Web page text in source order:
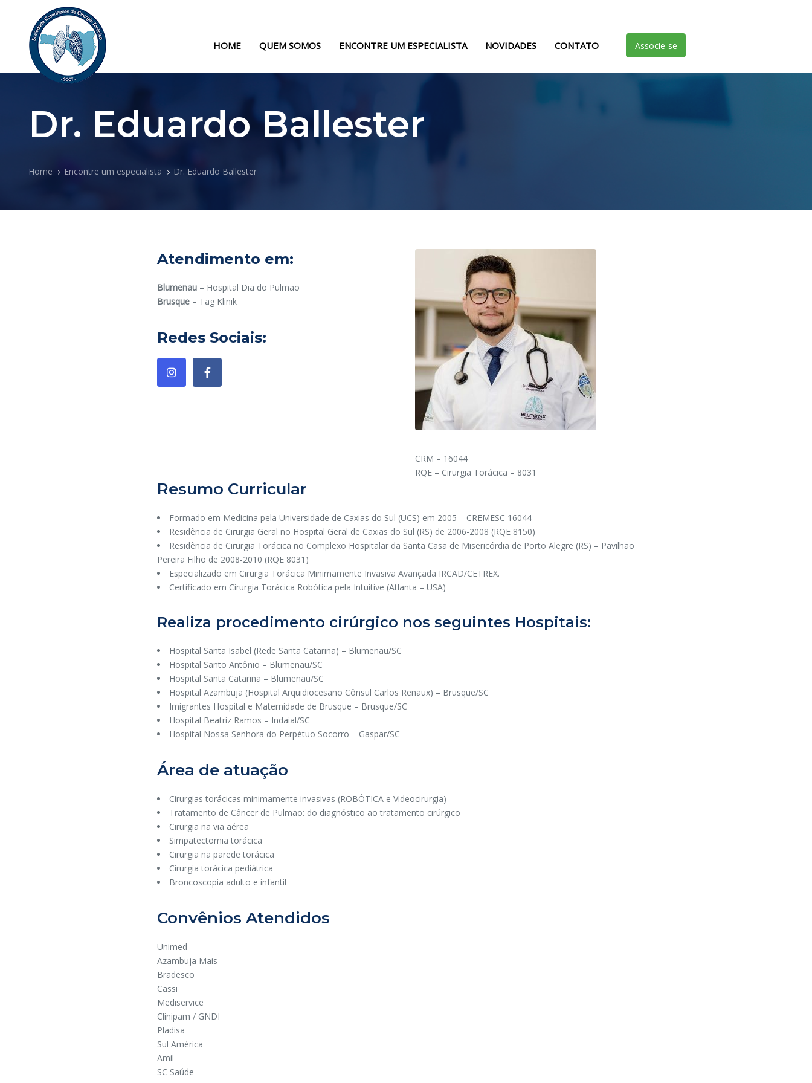
navigation
to
HOME QUEM SOMOS ENCONTRE UM ESPECIALISTA NOVIDADES CONTATO Associe-se
Dr. Eduardo Ballester
Home Encontre um especialista Dr. Eduardo Ballester
Atendimento em:
Blumenau – Hospital Dia do Pulmão
Brusque – Tag Klinik
Redes Sociais:
CRM – 16044
RQE – Cirurgia Torácica – 8031
Resumo Curricular
Formado em Medicina pela Universidade de Caxias do Sul (UCS) em 2005 – CREMESC 16044
Residência de Cirurgia Geral no Hospital Geral de Caxias do Sul (RS) de 2006-2008 (RQE 8150)
Residência de Cirurgia Torácica no Complexo Hospitalar da Santa Casa de Misericórdia de Porto Alegre (RS) – Pavilhão
Pereira Filho de 2008-2010 (RQE 8031)
Especializado em Cirurgia Torácica Minimamente Invasiva Avançada IRCAD/CETREX.
Certificado em Cirurgia Torácica Robótica pela Intuitive (Atlanta – USA)
Realiza procedimento cirúrgico nos seguintes Hospitais:
Hospital Santa Isabel (Rede Santa Catarina) – Blumenau/SC
Hospital Santo Antônio – Blumenau/SC
Hospital Santa Catarina – Blumenau/SC
Hospital Azambuja (Hospital Arquidiocesano Cônsul Carlos Renaux) – Brusque/SC
Imigrantes Hospital e Maternidade de Brusque – Brusque/SC
Hospital Beatriz Ramos – Indaial/SC
Hospital Nossa Senhora do Perpétuo Socorro – Gaspar/SC
Área de atuação
Cirurgias torácicas minimamente invasivas (ROBÓTICA e Videocirurgia)
Tratamento de Câncer de Pulmão: do diagnóstico ao tratamento cirúrgico
Cirurgia na via aérea
Simpatectomia torácica
Cirurgia na parede torácica
Cirurgia torácica pediátrica
Broncoscopia adulto e infantil
Convênios Atendidos
Unimed
Azambuja Mais
Bradesco
Cassi
Mediservice
Clinipam / GNDI
Pladisa
Sul América
Amil
SC Saúde